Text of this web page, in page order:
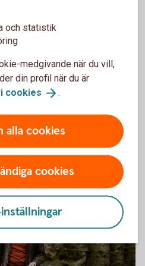
skogsägare
skogsägare. Oavsett om
Har du det klart kommer
medmålen
och statistik
medgivande när du vill,
din profil när du är
cookies .
alla cookies
cookies